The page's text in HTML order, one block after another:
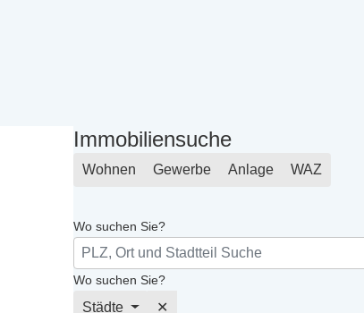
Immobiliensuche
Wohnen Gewerbe Anlage WAZ
Wo suchen Sie?
Wo suchen Sie?
Städte ✕